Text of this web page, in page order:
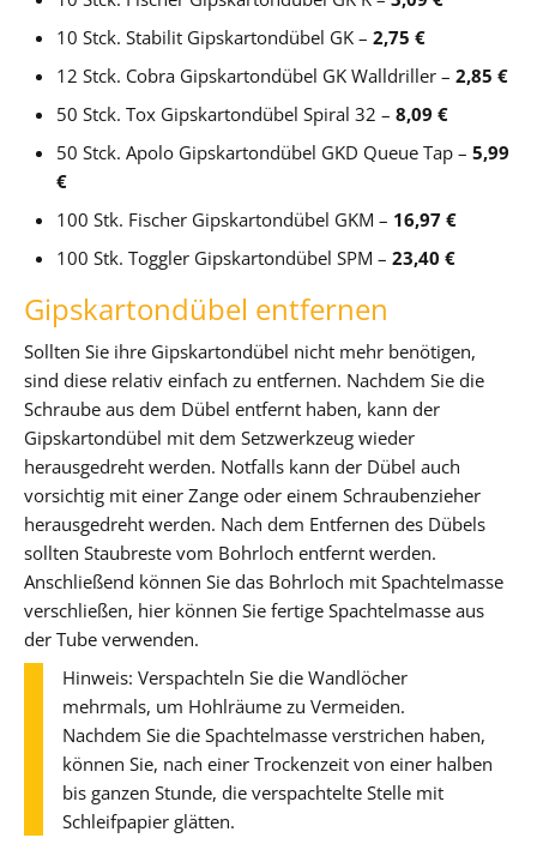
10 Stck. Stabilit Gipskartondübel GK –2,75 €
12 Stck. Cobra Gipskartondübel GK Walldriller –2,85 €
50 Stck. Tox Gipskartondübel Spiral 32 –8,09 €
50 Stck. Apolo Gipskartondübel GKD Queue Tap –5,99
€
100 Stk. Fischer Gipskartondübel GKM – 16,97 €
100 Stk. Toggler Gipskartondübel SPM –23,40 €
Gipskartondübel entfernen
Sollten Sie ihre Gipskartondübel nicht mehr benötigen,
sind diese relativ einfach zu entfernen. Nachdem Sie die
Schraube aus dem Dübel entfernt haben, kann der
Gipskartondübel mit dem Setzwerkzeug wieder
herausgedreht werden. Notfalls kann der Dübel auch
vorsichtig mit einer Zange oder einem Schraubenzieher
herausgedreht werden. Nach dem Entfernen des Dübels
sollten Staubreste vom Bohrloch entfernt werden.
Anschließend können Sie das Bohrloch mit Spachtelmasse
verschließen, hier können Sie fertige Spachtelmasse aus
der Tube verwenden.
Hinweis: Verspachteln Sie die Wandlöcher
mehrmals, um Hohlräume zu Vermeiden.
Nachdem Sie die Spachtelmasse verstrichen haben,
können Sie, nach einer Trockenzeit von einer halben
bis ganzen Stunde, die verspachtelte Stelle mit
Schleifpapier glätten.